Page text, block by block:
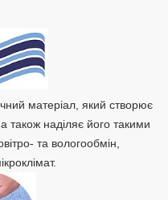
матеріал, який створює
наділяє його такими
та вологообмін,